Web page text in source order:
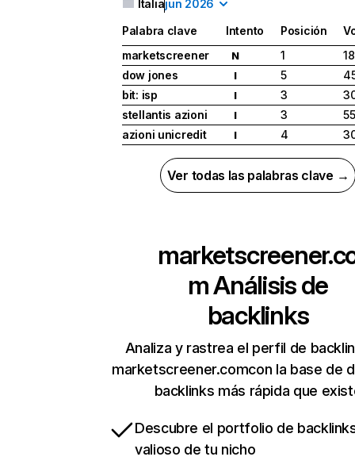
Italiajun 2026
Palabra clave Intento Posición
marketscreener
N 1
dow jones
I 5
bit: isp
I 3
stellantis azioni
I 3
azioni unicredit
I 4
Ver todas las palabras clave →
mAnálisis de
backlinks
Analiza y rastrea el perfil de
marketscreener.comcon la base de
backlinks más rápida que
Descubre el portfolio de
valioso de tu nicho